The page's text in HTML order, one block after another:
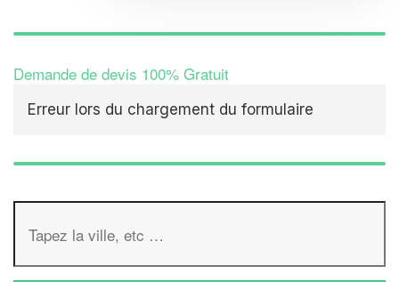
Demande de devis 100% Gratuit
Erreur lors du chargement du formulaire